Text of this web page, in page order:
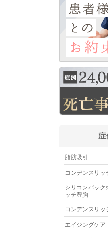
症
脂肪吸引
コンデンスリッ
シリコンバック
ッチ豊胸
コンデンスリッ
エイジングケア